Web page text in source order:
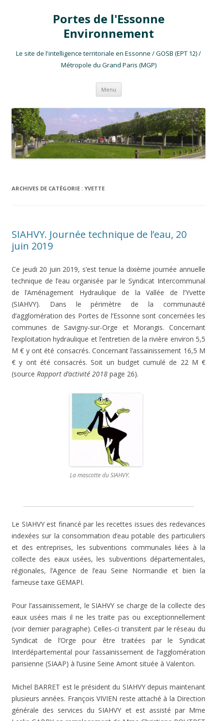
Portes de l'Essonne
Environnement
Le site de l'intelligence territoriale en Essonne / GOSB (EPT 12) /
Métropole du Grand Paris (MGP)
Menu Aller au contenu
ARCHIVES DE CATÉGORIE : YVETTE
SIAHVY. Journée technique de l’eau, 20
juin 2019
Ce jeudi 20 juin 2019, s’est tenue la dixième journée annuelle
technique de l’eau organisée par le Syndicat Intercommunal
de l’Aménagement Hydraulique de la Vallée de l’Yvette
(SIAHVY). Dans le périmètre de la communauté
d’agglomération des Portes de l’Essonne sont concernées les
communes de Savigny-sur-Orge et Morangis. Concernant
l’exploitation hydraulique et l’entretien de la rivière environ 5,5
M € y ont été consacrés. Concernant l’assainissement 16,5 M
€ y ont été consacrés. Soit un budget cumulé de 22 M €
(source Rapport d’activité 2018 page 26).
La mascotte du SIAHVY.
Le SIAHVY est financé par les recettes issues des redevances
indexées sur la consommation d’eau potable des particuliers
et des entreprises, les subventions communales liées à la
collecte des eaux usées, les subventions départementales,
régionales, l’Agence de l’eau Seine Normandie et bien la
fameuse taxe GEMAPI.
Pour l’assainissement, le SIAHVY se charge de la collecte des
eaux usées mais il ne les traite pas ou exceptionnellement
(voir dernier paragraphe). Celles-ci transitent par le réseau du
Syndicat de l’Orge pour être traitées par le Syndicat
Interdépartemental pour l’assainissement de l’agglomération
parisienne (SIAAP) à l’usine Seine Amont située à Valenton.
Michel BARRET est le président du SIAHVY depuis maintenant
plusieurs années. François VIVIEN reste attaché à la Direction
générale des services du SIAHVY et est assisté par Mme